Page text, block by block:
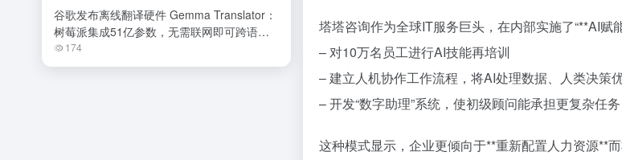
塔塔咨询作为全球IT服务巨头，在内部实施了“**AI赋
– 对10万名员工进行AI技能再培训
– 建立人机协作工作流程，将AI处理数据、人类决策
– 开发“数字助理”系统，使初级顾问能承担更复杂任务
这种模式显示，企业更倾向于**重新配置人力资源**而
谷歌发布离线翻译硬件 Gemma Translator：
树莓派集成51亿参数，无需联网即可跨语种
交流
174